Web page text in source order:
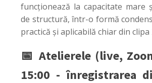
funcționează la capacitate mare
de structură, într-o formă
practică și aplicabilă chiar din clipa
📅 Atelierele (live,
15:00 - înregistrarea